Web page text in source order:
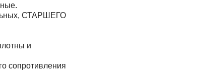
СТАРШЕГО
и
сопротивления